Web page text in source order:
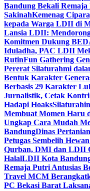
Bandung Bekali
SakinahKemenag
kepada Warga LDII di
Lansia LDII:
Komitmen Dukung
Iduladha, PAC LDII
RutinFun Gathering
Pererat Silaturahmi
Bentuk Karakter
Berbasis 29 Karakter
Jurnalistik, Cetak
Hadapi Hoaks
Membuat Momen Haru
Ungkap Cara Mudah
BandungDinas
Petugas Sembelih
Qurban, DMI dan LDII
HalalLDII Kota
Remaja Putri Antusias
Travel MCM
PC Bekasi Barat